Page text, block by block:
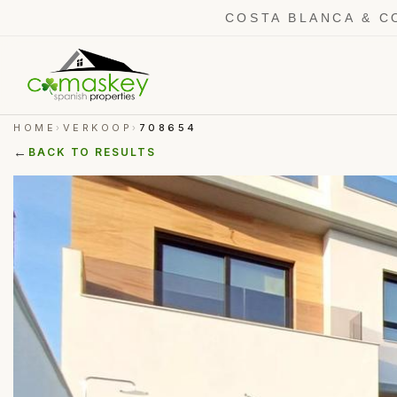
COSTA BLANCA &
HOME › VERKOOP › 708654
← BACK TO RESULTS